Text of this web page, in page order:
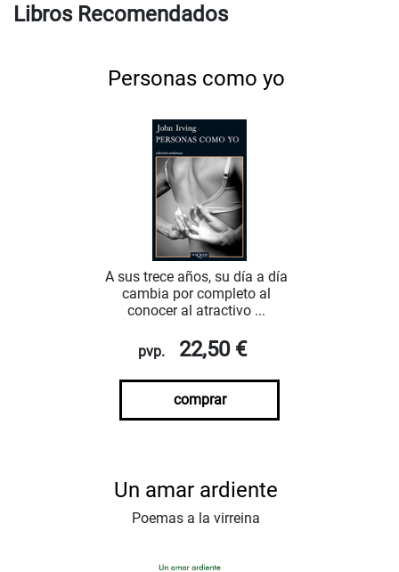
Libros Recomendados
Personas como yo
A sus trece años, su día a día
cambia por completo al
conocer al atractivo ...
pvp. 22,50 €
comprar
Un amar ardiente
Poemas a la virreina